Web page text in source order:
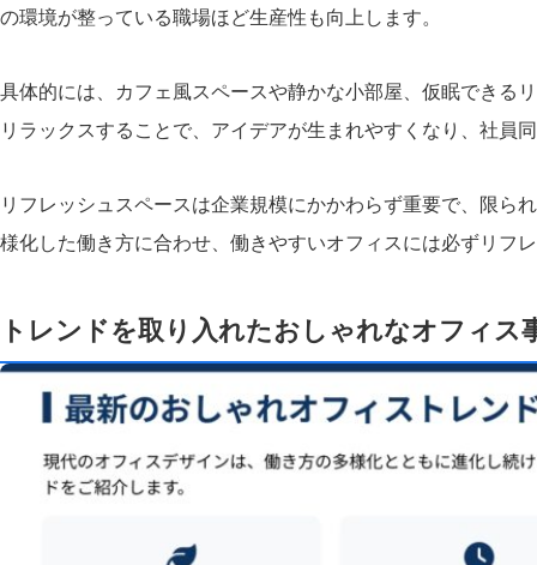
の環境が整っている職場ほど生産性も向上します。
具体的には、カフェ風スペースや静かな小部屋、仮眠できる
リラックスすることで、アイデアが生まれやすくなり、社員
リフレッシュスペースは企業規模にかかわらず重要で、限
様化した働き方に合わせ、働きやすいオフィスには必ずリフ
トレンドを取り入れたおしゃれなオフィス